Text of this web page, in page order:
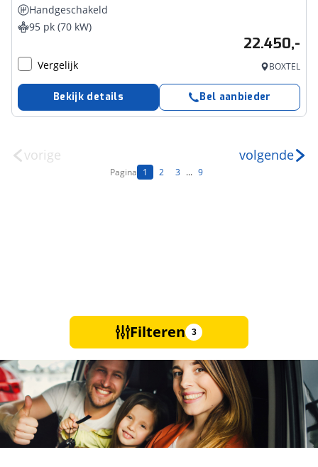
Handgeschakeld
95 pk (70 kW)
22.450,-
Vergelijk BOXTEL
Bekijk details Bel aanbieder
vorige
Pagina 1 2 3 ... 9
volgende
Filteren 3